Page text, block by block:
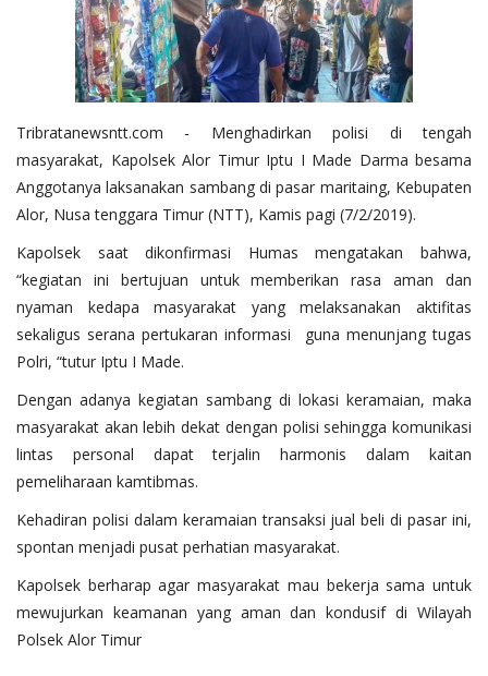
Giat Ops
Link Polda NTT
Tribratanewsntt.com - Menghadirkan polisi di tengah
masyarakat, Kapolsek Alor Timur Iptu I Made Darma besama
Anggotanya laksanakan sambang di pasar maritaing, Kebupaten
Alor, Nusa tenggara Timur (NTT), Kamis pagi (7/2/2019).
Kapolsek saat dikonfirmasi Humas mengatakan bahwa,
“kegiatan ini bertujuan untuk memberikan rasa aman dan
nyaman kedapa masyarakat yang melaksanakan aktifitas
sekaligus serana pertukaran informasi guna menunjang tugas
Polri, “tutur Iptu I Made.
Dengan adanya kegiatan sambang di lokasi keramaian, maka
masyarakat akan lebih dekat dengan polisi sehingga komunikasi
lintas personal dapat terjalin harmonis dalam kaitan
pemeliharaan kamtibmas.
Kehadiran polisi dalam keramaian transaksi jual beli di pasar ini,
spontan menjadi pusat perhatian masyarakat.
Kapolsek berharap agar masyarakat mau bekerja sama untuk
mewujurkan keamanan yang aman dan kondusif di Wilayah
Polsek Alor Timur